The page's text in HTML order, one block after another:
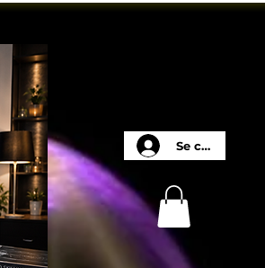
Se connecter